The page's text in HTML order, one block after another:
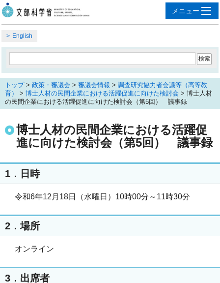
English
トップ> 政策・審議会 > 審議会情報 > 調査研究協力者会議等（高等教
育）
> 博士人材の民間企業における活躍促進に向けた検討会 > 博士人材
の民間企業における活躍促進に向けた検討会（第5回） 議事録
博士人材の民間企業における活躍促
進に向けた検討会（第5回） 議事録
1．日時
令和6年12月18日（水曜日）10時00分～11時30分
2．場所
オンライン
3．出席者